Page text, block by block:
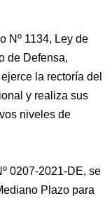
Nº 1134, Ley de
de Defensa,
la rectoría del
y realiza sus
niveles de
0207-2021-DE, se
Plazo para